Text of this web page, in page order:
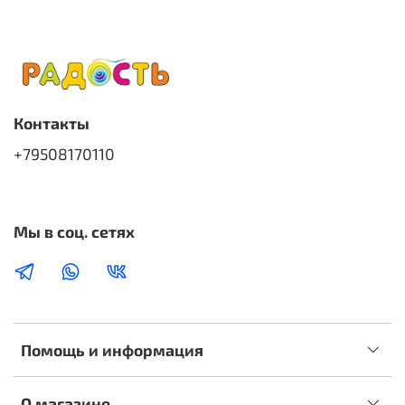
Помощь и информация
Контакты
+79508170110
Мы в соц. сетях